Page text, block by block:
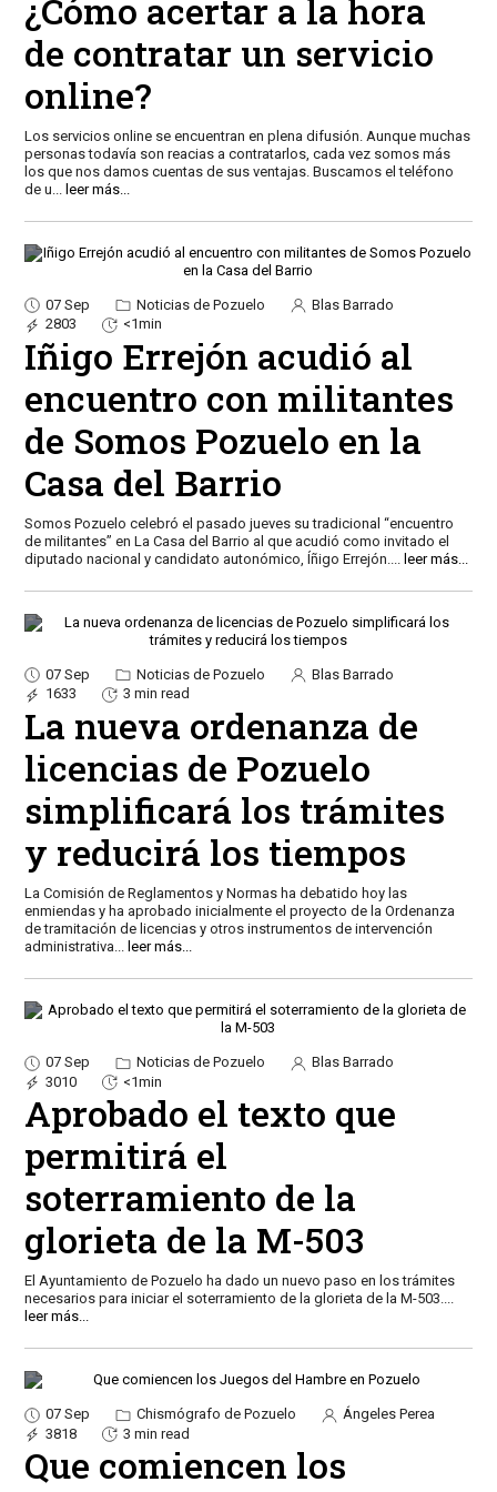
¿Cómo acertar a la hora
de contratar un servicio
online?
Los servicios online se encuentran en plena difusión. Aunque muchas
personas todavía son reacias a contratarlos, cada vez somos más
los que nos damos cuentas de sus ventajas. Buscamos el teléfono
de u
leer más...
07 Sep Noticias de Pozuelo
Blas Barrado
2803
<1min
Iñigo Errejón acudió al
encuentro con militantes
de Somos Pozuelo en la
Casa del Barrio
Somos Pozuelo celebró el pasado jueves su tradicional “encuentro
de militantes” en La Casa del Barrio al que acudió como invitado el
diputado nacional y candidato autonómico, Íñigo Errejón.
leer más...
07 Sep Noticias de Pozuelo
Blas Barrado
1633
3 min read
La nueva ordenanza de
licencias de Pozuelo
simplificará los trámites
y reducirá los tiempos
La Comisión de Reglamentos y Normas ha debatido hoy las
enmiendas y ha aprobado inicialmente el proyecto de la Ordenanza
de tramitación de licencias y otros instrumentos de intervención
administrativa
leer más...
07 Sep Noticias de Pozuelo
Blas Barrado
3010
<1min
Aprobado el texto que
permitirá el
soterramiento de la
glorieta de la M-503
El Ayuntamiento de Pozuelo ha dado un nuevo paso en los trámites
necesarios para iniciar el soterramiento de la glorieta de la M-503....
leer más...
07 Sep Chismógrafo de Pozuelo
Ángeles Perea
3818
3 min read
Que comiencen los